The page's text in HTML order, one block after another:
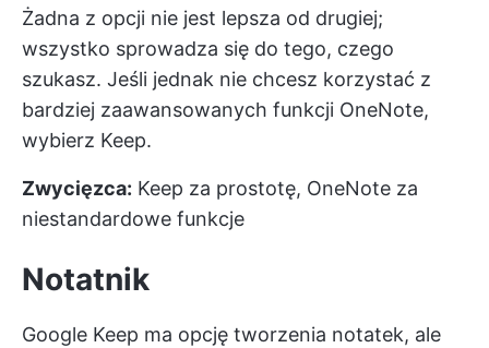
Żadna z opcji nie jest lepsza od drugiej;
wszystko sprowadza się do tego, czego
szukasz. Jeśli jednak nie chcesz korzystać z
bardziej zaawansowanych funkcji OneNote,
wybierz Keep.
Zwycięzca: Keep za prostotę, OneNote za
niestandardowe funkcje
Notatnik
Google Keep ma opcję tworzenia notatek, ale